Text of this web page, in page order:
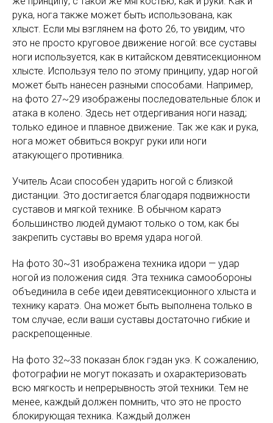
рука, нога также может быть использована, как
хлыст. Если мы взглянем на фото 26, то увидим, что
это не просто круговое движение ногой: все суставы
ноги используется, как в китайском девятисекционном
хлысте. Используя тело по этому принципу, удар ногой
может быть нанесен разными способами. Например,
на фото 27~29 изображены последовательные блок и
атака в колено. Здесь нет отдергивания ноги назад;
только единое и плавное движение. Так же как и рука,
нога может обвиться вокруг руки или ноги
атакующего противника.
Учитель Асаи способен ударить ногой с близкой
дистанции. Это достигается благодаря подвижности
суставов и мягкой технике. В обычном каратэ
большинство людей думают только о том, как бы
закрепить суставы во время удара ногой.
На фото 30~31 изображена техника идори — удар
ногой из положения сидя. Эта техника самообороны
объединила в себе идеи девятисекционного хлыста и
технику каратэ. Она может быть выполнена только в
том случае, если ваши суставы достаточно гибкие и
раскрепощенные.
На фото 32~33 показан блок гэдан укэ. К сожалению,
фотографии не могут показать и охарактеризовать
всю мягкость и непрерывность этой техники. Тем не
менее, каждый должен помнить, что это не просто
блокирующая техника. Каждый должен